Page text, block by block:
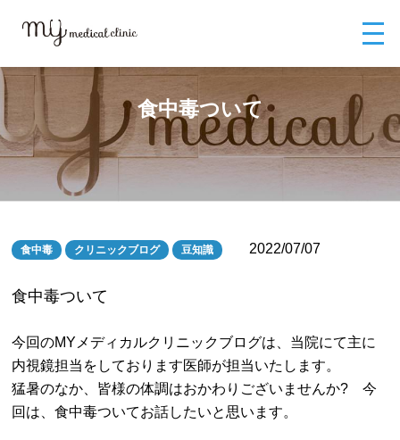
食中毒ついて
食中毒 クリニックブログ 豆知識 2022/07/07
食中毒ついて
今回のMYメディカルクリニックブログは、当院にて主に
内視鏡担当をしております医師が担当いたします。
猛暑のなか、皆様の体調はおかわりございませんか? 今
回は、食中毒ついてお話したいと思います。